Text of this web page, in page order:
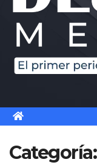
Categoría: